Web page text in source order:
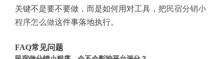
关键不是要不要做，而是如何用对工具，把民宿分销小
程序怎么做这件事落地执行。
FAQ常见问题